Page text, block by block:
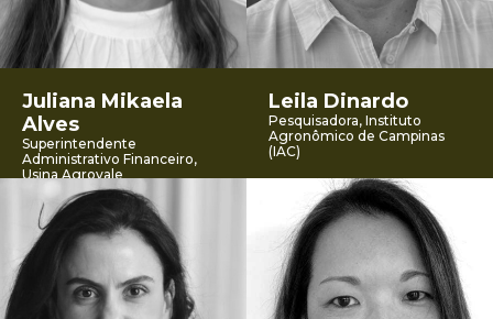
Juliana Mikaela
Alves
Superintendente
Administrativo Financeiro,
Usina Agrovale
Leila Dinardo
Pesquisadora, Instituto
Agronômico de Campinas
(IAC)